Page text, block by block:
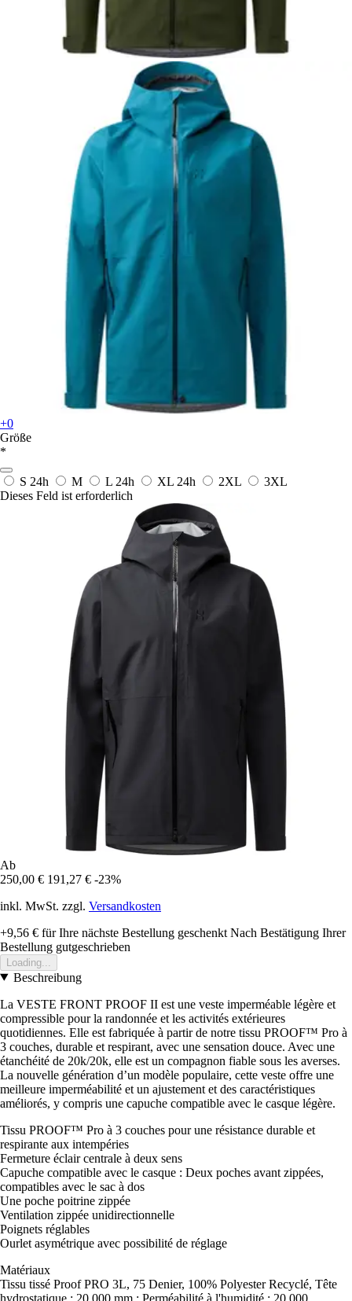
+0
Größe
*
S 24h M L 24h XL 24h 2XL
3XL
Dieses Feld ist erforderlich
Ab
250,00 € 191,27 € -23%
inkl. MwSt. zzgl. Versandkosten
+9,56 € für Ihre nächste Bestellung geschenkt Nach Bestätigung Ihrer
Bestellung gutgeschrieben
Loading...
Beschreibung
La VESTE FRONT PROOF II est une veste imperméable légère et
compressible pour la randonnée et les activités extérieures
quotidiennes. Elle est fabriquée à partir de notre tissu PROOF™ Pro à
3 couches, durable et respirant, avec une sensation douce. Avec une
étanchéité de 20k/20k, elle est un compagnon fiable sous les averses.
La nouvelle génération d’un modèle populaire, cette veste offre une
meilleure imperméabilité et un ajustement et des caractéristiques
améliorés, y compris une capuche compatible avec le casque légère.
Tissu PROOF™ Pro à 3 couches pour une résistance durable et
respirante aux intempéries
Fermeture éclair centrale à deux sens
Capuche compatible avec le casque : Deux poches avant zippées,
compatibles avec le sac à dos
Une poche poitrine zippée
Ventilation zippée unidirectionnelle
Poignets réglables
Ourlet asymétrique avec possibilité de réglage
Matériaux
Tissu tissé Proof PRO 3L, 75 Denier, 100% Polyester Recyclé, Tête
hydrostatique : 20 000 mm ; Perméabilité à l'humidité : 20 000